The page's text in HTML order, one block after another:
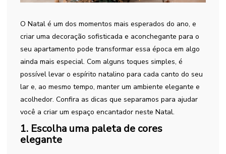
O Natal é um dos momentos mais esperados do ano, e
criar uma decoração sofisticada e aconchegante para o
seu apartamento pode transformar essa época em algo
ainda mais especial. Com alguns toques simples, é
possível levar o espírito natalino para cada canto do seu
lar e, ao mesmo tempo, manter um ambiente elegante e
acolhedor. Confira as dicas que separamos para ajudar
você a criar um espaço encantador neste Natal.
1. Escolha uma paleta de cores
elegante